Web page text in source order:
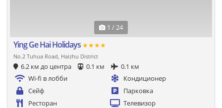
1 / 24
Ying Ge Hai Holidays ★★★★
No.2 Tuhua Road, Haizhu District
6.2 км до центра 0.1 км
0.1 км
Wi-fi в лобби
Кондиционер
Сейф
Парковка
Ресторан
Телевизор